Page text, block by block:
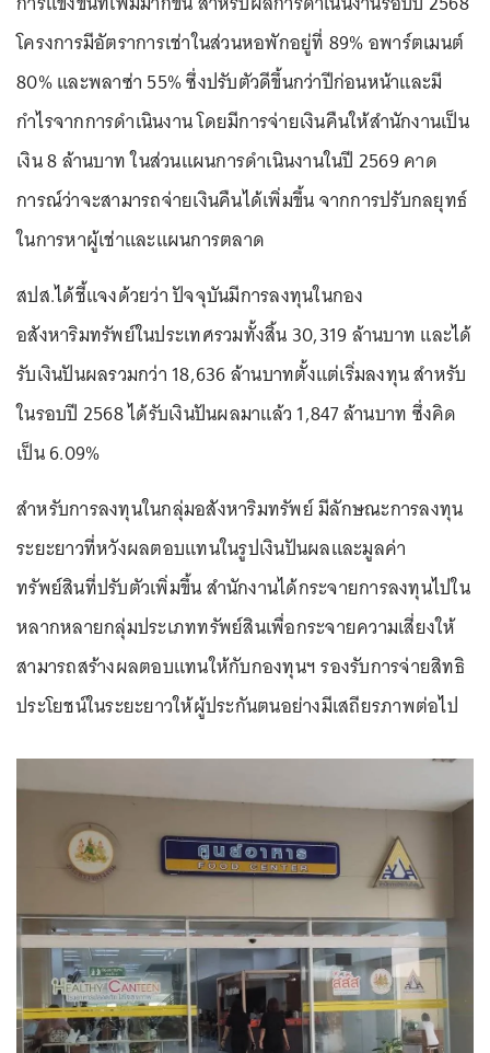
โครงการมีอัตราการเช่าในส่วนหอพักอยู่ที่ 89% อพาร์ตเมนต์
80% และพลาซ่า 55% ซึ่งปรับตัวดีขึ้นกว่าปีก่อนหน้าและมี
กำไรจากการดำเนินงาน โดยมีการจ่ายเงินคืนให้สำนักงานเป็น
เงิน 8 ล้านบาท ในส่วนแผนการดำเนินงานในปี 2569 คาด
การณ์ว่าจะสามารถจ่ายเงินคืนได้เพิ่มขึ้น จากการปรับกลยุทธ์
ในการหาผู้เช่าและแผนการตลาด
สปส.ได้ชี้แจงด้วยว่า ปัจจุบันมีการลงทุนในกอง
อสังหาริมทรัพย์ในประเทศรวมทั้งสิ้น 30,319 ล้านบาท และได้
รับเงินปันผลรวมกว่า 18,636 ล้านบาทตั้งแต่เริ่มลงทุน สำหรับ
ในรอบปี 2568 ได้รับเงินปันผลมาแล้ว 1,847 ล้านบาท ซึ่งคิด
เป็น 6.09%
สำหรับการลงทุนในกลุ่มอสังหาริมทรัพย์ มีลักษณะการลงทุน
ระยะยาวที่หวังผลตอบแทนในรูปเงินปันผลและมูลค่า
ทรัพย์สินที่ปรับตัวเพิ่มขึ้น สำนักงานได้กระจายการลงทุนไปใน
หลากหลายกลุ่มประเภททรัพย์สินเพื่อกระจายความเสี่ยงให้
สามารถสร้างผลตอบแทนให้กับกองทุนฯ รองรับการจ่ายสิทธิ
ประโยชน์ในระยะยาวให้ผู้ประกันตนอย่างมีเสถียรภาพต่อไป